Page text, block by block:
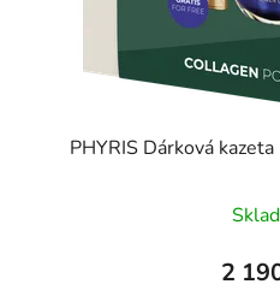
PHYRIS Dárková
2